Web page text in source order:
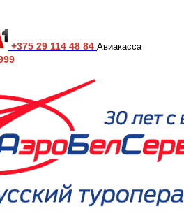
+375 29 114 48 84 Авиакасса